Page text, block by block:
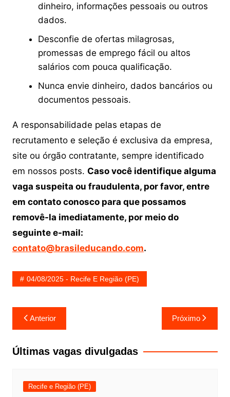
dinheiro, informações pessoais ou outros
dados.
Desconfie de ofertas milagrosas,
promessas de emprego fácil ou altos
salários com pouca qualificação.
Nunca envie dinheiro, dados bancários ou
documentos pessoais.
A responsabilidade pelas etapas de
recrutamento e seleção é exclusiva da empresa,
site ou órgão contratante, sempre identificado
em nossos posts. Caso você identifique alguma
vaga suspeita ou fraudulenta, por favor, entre
em contato conosco para que possamos
removê-la imediatamente, por meio do
seguinte e-mail:
contato@brasileducando.com.
04/08/2025 - Recife E Região (PE)
Navegação
de
Post
Anterior Próximo
Últimas vagas divulgadas
Recife e Região (PE)